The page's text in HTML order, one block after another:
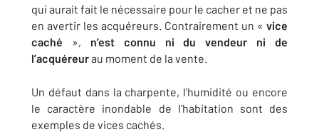
qui aurait fait le nécessaire pour le cacher et ne pas
en avertir les acquéreurs. Contrairement un « vice
caché », n’est connu ni du vendeur ni de
l’acquéreurau moment de la vente.
Un défaut dans la charpente, l’humidité ou encore
le caractère inondable de l’habitation sont des
exemples de vices cachés.